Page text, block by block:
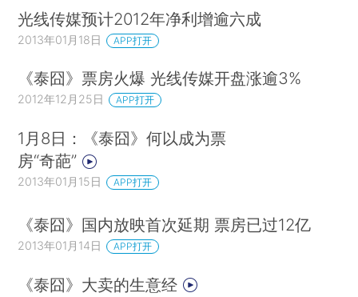
光线传媒预计2012年净利增逾六成
2013年01月18日 APP打开
《泰囧》票房火爆 光线传媒开盘涨逾3%
2012年12月25日 APP打开
1月8日：《泰囧》何以成为票
房“奇葩”
2013年01月15日 APP打开
《泰囧》国内放映首次延期 票房已过12亿
2013年01月14日 APP打开
《泰囧》大卖的生意经